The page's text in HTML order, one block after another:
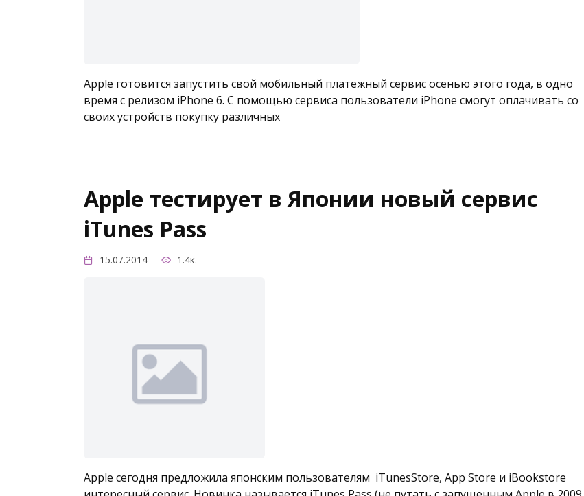
Apple готовится запустить свой мобильный платежный сервис осенью этого года, в одно
время с релизом iPhone 6. С помощью сервиса пользователи iPhone смогут оплачивать со
своих устройств покупку различных
Apple тестирует в Японии новый сервис
iTunes Pass
15.07.2014 1.4к.
Apple сегодня предложила японским пользователям iTunesStore, App Store и iBookstore